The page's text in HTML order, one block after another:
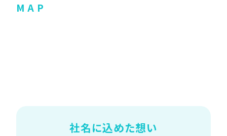
M A P
社名に込めた想い